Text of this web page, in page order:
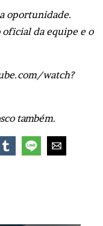
oportunidade.
oficial da equipe e o
watch?
também.